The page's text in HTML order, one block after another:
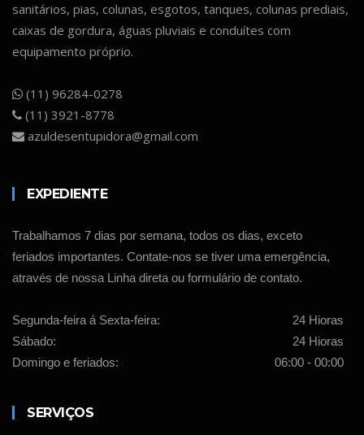
sanitários, pias, colunas, esgotos, tanques, colunas prediais,
caixas de gordura, águas pluviais e conduítes com
equipamento próprio.
(11) 96284-0278
(11) 3921-8778
azuldesentupidora@gmail.com
EXPEDIENTE
Trabalhamos 7 dias por semana, todos os dias, exceto
feriados importantes. Contate-nos se tiver uma emergência,
através de nossa Linha direta ou formulário de contato.
Segunda-feira á Sexta-feira:
24 Hioras
Sábado:
24 Hioras
Domingo e feriados:
06:00 - 00:00
SERVIÇOS